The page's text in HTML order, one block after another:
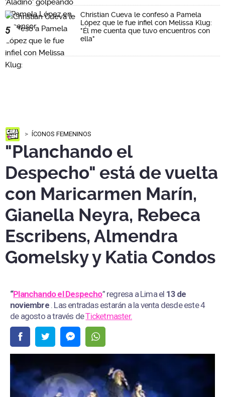
5
Christian Cueva le confesó a Pamela
López que le fue infiel con Melissa Klug:
"Él me cuenta que tuvo encuentros con
ella"
ÍCONOS FEMENINOS
"Planchando el
Despecho" está de vuelta
con Maricarmen Marín,
Gianella Neyra, Rebeca
Escribens, Almendra
Gomelsky y Katia Condos
“Planchando el Despecho” regresa a Lima el 13 de
noviembre . Las entradas estarán a la venta desde este 4
de agosto a través deTicketmaster.